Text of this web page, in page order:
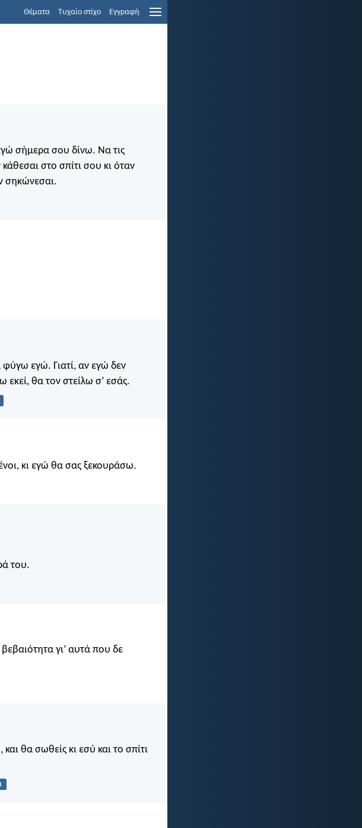
Θέματα Τυχαίο στίχο Εγγραφή
σήμερα σου δίνω. Να τις
κάθεσαι στο σπίτι σου κι όταν
σηκώνεσαι.
εγώ. Γιατί, αν εγώ δεν
θα τον στείλω σ’ εσάς.
κι εγώ θα σας ξεκουράσω.
του.
γι’ αυτά που δε
θα σωθείς κι εσύ και το σπίτι